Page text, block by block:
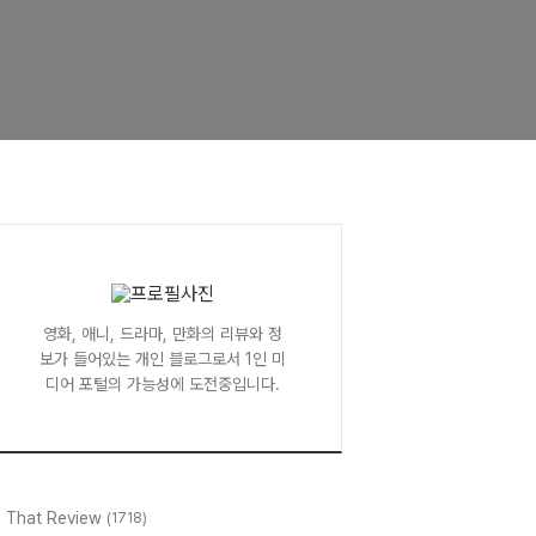
영화, 애니, 드라마, 만화의 리뷰와 정
보가 들어있는 개인 블로그로서 1인 미
디어 포털의 가능성에 도전중입니다.
That Review (1718)